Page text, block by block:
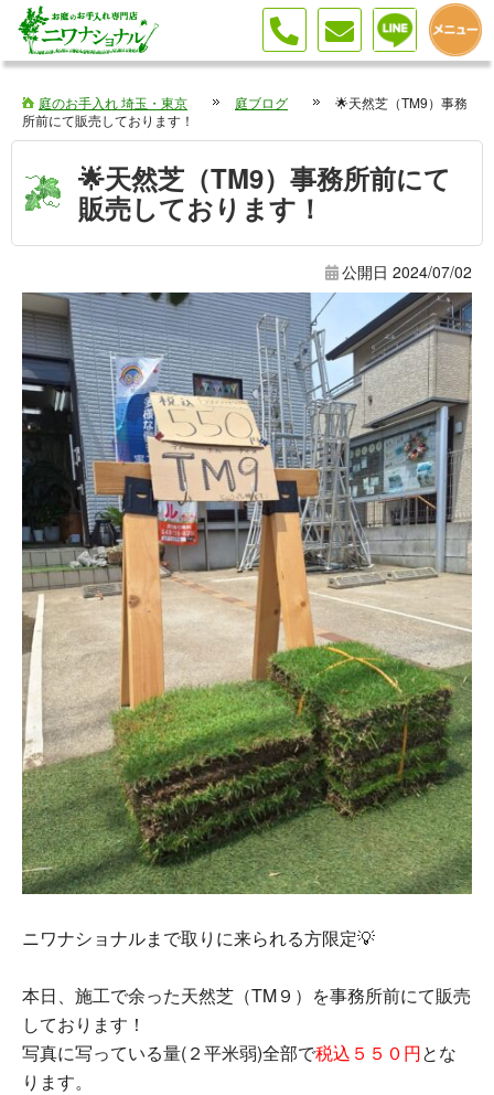
庭のお手入れ 埼玉・東京 庭ブログ
🌟天然芝（TM9）事務
所前にて販売しております！
🌟天然芝（TM9）事務所前にて
販売しております！
公開日 2024/07/02
ニワナショナルまで取りに来られる方限定💡
本日、施工で余った天然芝（TM９）を事務所前にて販売
しております！
写真に写っている量(２平米弱)全部で税込５５０円とな
ります。